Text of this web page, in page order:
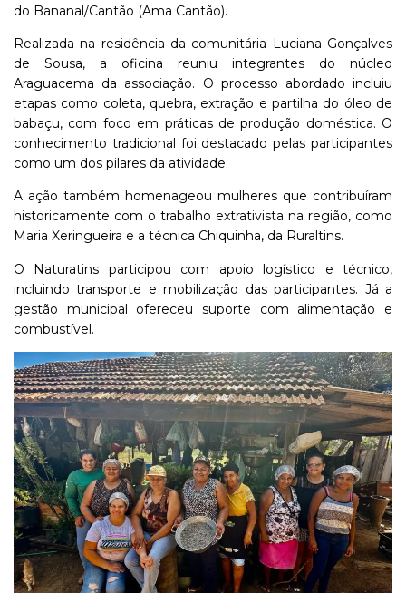
do Bananal/Cantão (Ama Cantão).
Realizadana residência da comunitária Luciana Gonçalves
de Sousa, a oficina reuniu integrantes do núcleo
Araguacema da associação. O processo abordadoincluiu
etapas como coleta, quebra, extração epartilha do óleo de
babaçu, com foco em práticas deprodução doméstica. O
conhecimento tradicional foi destacadopelasparticipantes
como um dos pilares da atividade.
A ação também homenageou mulheres que contribuíram
historicamente com o trabalho extrativista na região, como
Maria Xeringueira e a técnica Chiquinha, da Ruraltins.
O Naturatins participou com apoiologístico etécnico,
incluindotransporte emobilização dasparticipantes. Já a
gestão municipal ofereceusuporte com alimentação e
combustível.